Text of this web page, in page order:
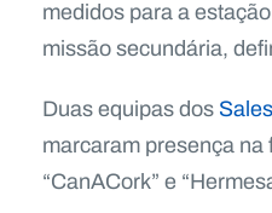
medidos para a
missão secundária,
Duas equipas dos
marcaram presença
“CanACork” e